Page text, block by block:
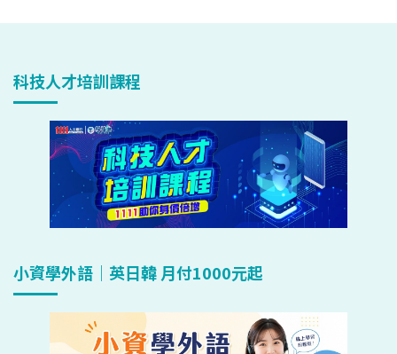
科技人才培訓課程
小資學外語｜英日韓 月付1000元起